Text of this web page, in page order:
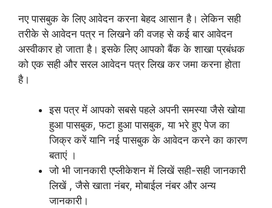
नए पासबुक के लिए आवेदन करना बेहद आसान है। लेकिन सही
तरीके से आवेदन पत्र न लिखने की वजह से कई बार आवेदन
अस्वीकार हो जाता है। इसके लिए आपको बैंक के शाखा प्रबंधक
को एक सही और सरल आवेदन पत्र लिख कर जमा करना होता
है।
इस पत्र में आपको सबसे पहले अपनी समस्या जैसे खोया
हुआ पासबुक, फटा हुआ पासबुक, या भरे हुए पेज का
जिक्र करें यानि नई पासबुक के आवेदन करने का कारण
बताएं ।
जो भी जानकारी एप्लीकेशन में लिखें सही-सही जानकारी
लिखें , जैसे खाता नंबर, मोबाईल नंबर और अन्य
जानकारी।